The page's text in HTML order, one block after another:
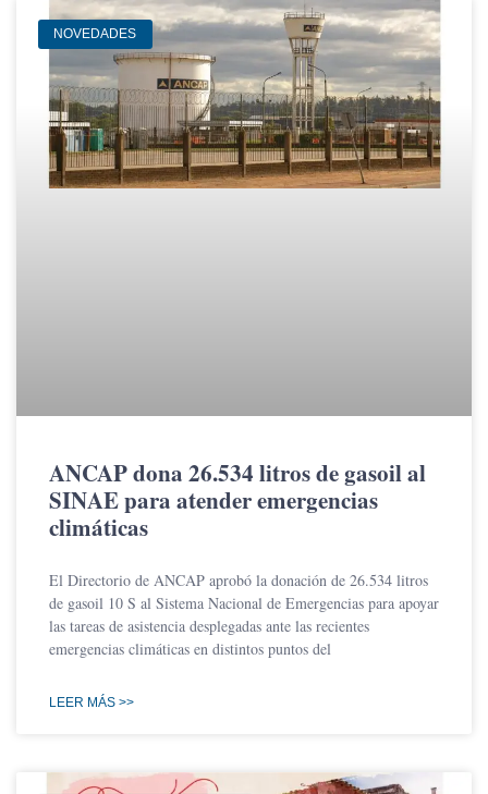
NOVEDADES
ANCAP dona 26.534 litros de gasoil al
SINAE para atender emergencias
climáticas
El Directorio de ANCAP aprobó la donación de 26.534 litros
de gasoil 10 S al Sistema Nacional de Emergencias para apoyar
las tareas de asistencia desplegadas ante las recientes
emergencias climáticas en distintos puntos del
LEER MÁS >>